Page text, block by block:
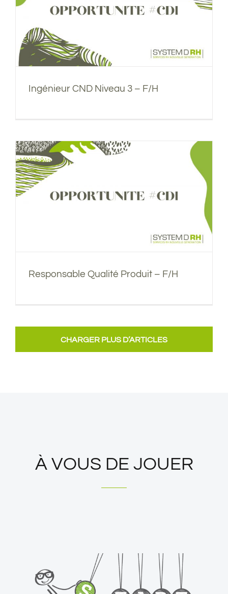
Ingénieur CND Niveau 3 – F/H
Responsable Qualité Produit – F/H
CHARGER PLUS D’ARTICLES
À VOUS DE JOUER